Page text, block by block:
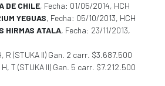
DE CHILE, Fecha: 01/05/2014, HCH
YEGUAS, Fecha: 05/10/2013, HCH
HIRMAS ATALA, Fecha: 23/11/2013,
R (STUKA II) Gan. 2 carr. $3.687.500
H, T (STUKA II) Gan. 5 carr. $7.212.500